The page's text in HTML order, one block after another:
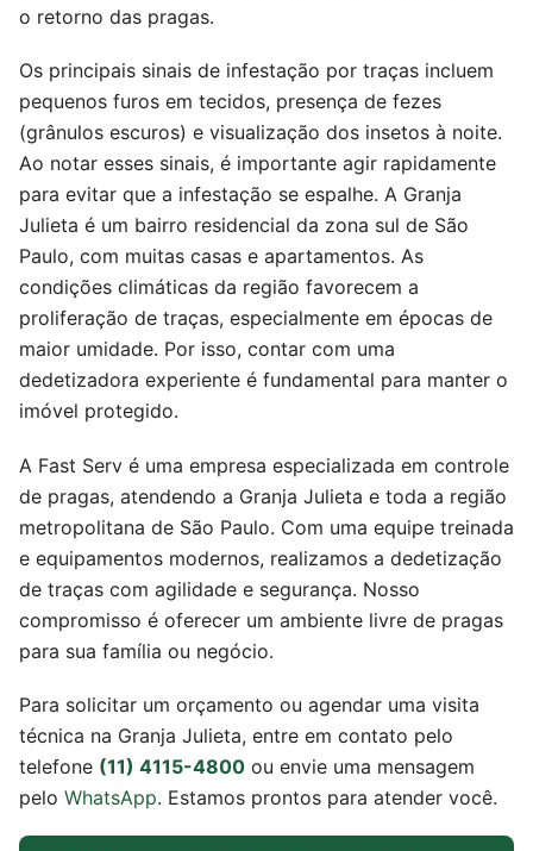
o retorno das pragas.
Os principais sinais de infestação por traças incluem
pequenos furos em tecidos, presença de fezes
(grânulos escuros) e visualização dos insetos à noite.
Ao notar esses sinais, é importante agir rapidamente
para evitar que a infestação se espalhe. A Granja
Julieta é um bairro residencial da zona sul de São
Paulo, com muitas casas e apartamentos. As
condições climáticas da região favorecem a
proliferação de traças, especialmente em épocas de
maior umidade. Por isso, contar com uma
dedetizadora experiente é fundamental para manter o
imóvel protegido.
A Fast Serv é uma empresa especializada em controle
de pragas, atendendo a Granja Julieta e toda a região
metropolitana de São Paulo. Com uma equipe treinada
e equipamentos modernos, realizamos a dedetização
de traças com agilidade e segurança. Nosso
compromisso é oferecer um ambiente livre de pragas
para sua família ou negócio.
Para solicitar um orçamento ou agendar uma visita
técnica na Granja Julieta, entre em contato pelo
telefone (11) 4115-4800 ou envie uma mensagem
pelo WhatsApp. Estamos prontos para atender você.